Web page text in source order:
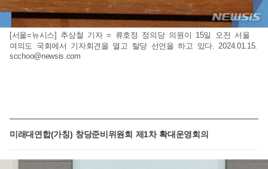
[서울=뉴시스] 추상철 기자 = 류호정 정의당 의원이 15일 오전 서울
여의도 국회에서 기자회견을 열고 탈당 선언을 하고 있다. 2024.01.15.
scchoo@newsis.com
미래대연합(가칭) 창당준비위원회 제1차 확대운영회의